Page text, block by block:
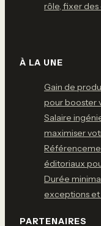
rôle, fixer des
À LA UNE
Gain de
pour booster
Salaire
maximiser
éditoriaux
Durée
exceptions et
PARTENAIRES